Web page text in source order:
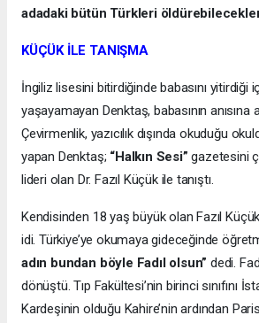
adadaki bütün Türkleri
KÜÇÜK İLE TANIŞMA
İngiliz lisesini bitirdiğinde babasını yitirdiği
yaşayamayan Denktaş, babasının
Çevirmenlik, yazıcılık dışında okuduğu
yapan Denktaş; “Halkın Sesi”gazetesini
lideri olan Dr. Fazıl Küçük ile tanıştı.
Kendisinden 18 yaş büyük olan Fazıl
idi. Türkiye’ye okumaya gideceğinde
adın bundan böyle Fadıl olsun” dedi.
dönüştü. Tıp Fakültesi’nin birinci sınıfını
Kardeşinin olduğu Kahire’nin ardından